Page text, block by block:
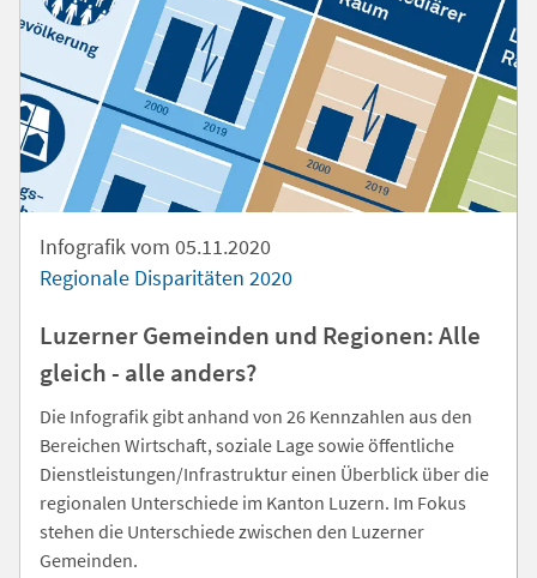
Infografik vom 05.11.2020
Regionale Disparitäten 2020
Luzerner Gemeinden und Regionen: Alle
gleich - alle anders?
Die Infografik gibt anhand von 26 Kennzahlen aus den
Bereichen Wirtschaft, soziale Lage sowie öffentliche
Dienstleistungen/Infrastruktur einen Überblick über die
regionalen Unterschiede im Kanton Luzern. Im Fokus
stehen die Unterschiede zwischen den Luzerner
Gemeinden.